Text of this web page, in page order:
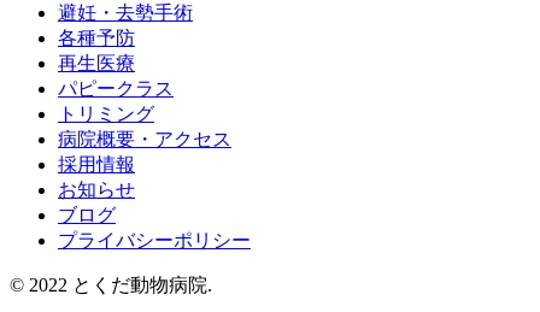
避妊・去勢手術
各種予防
再生医療
パピークラス
トリミング
病院概要・アクセス
採用情報
お知らせ
ブログ
プライバシーポリシー
© 2022 とくだ動物病院.